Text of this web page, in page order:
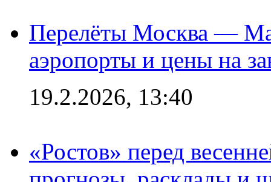
Перелёты Москва —
аэропорты и цены на
19.2.2026, 13:40
«Ростов» перед